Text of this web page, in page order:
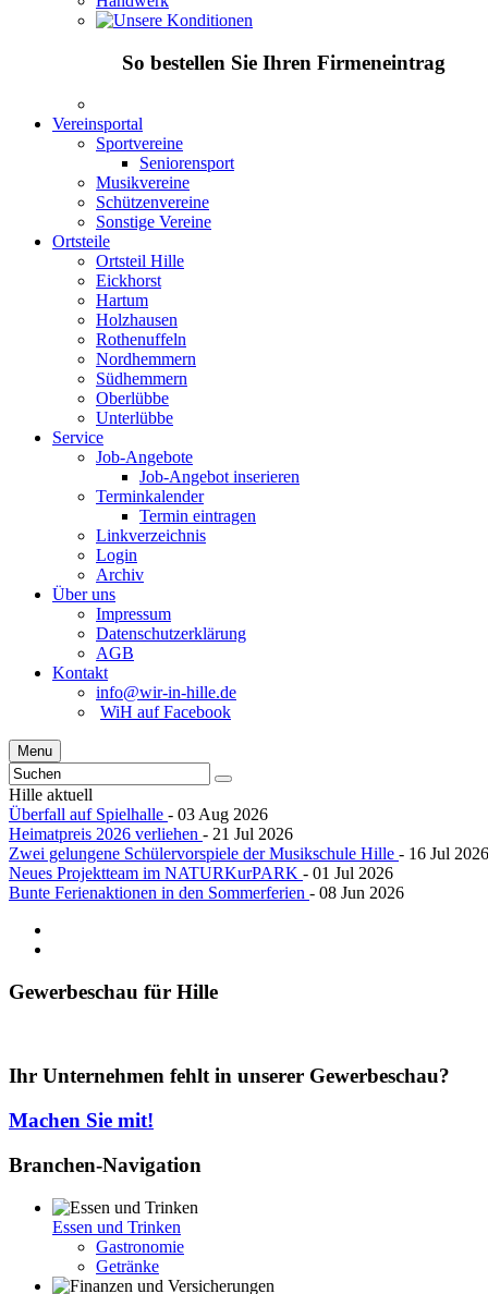
So bestellen Sie Ihren Firmeneintrag
Vereinsportal
Sportvereine
Seniorensport
Musikvereine
Schützenvereine
Sonstige Vereine
Ortsteile
Ortsteil Hille
Eickhorst
Hartum
Holzhausen
Rothenuffeln
Nordhemmern
Südhemmern
Oberlübbe
Unterlübbe
Service
Job-Angebote
Job-Angebot inserieren
Terminkalender
Termin eintragen
Linkverzeichnis
Login
Archiv
Über uns
Impressum
Datenschutzerklärung
AGB
Kontakt
info@wir-in-hille.de
WiH auf Facebook
Menu
Hille aktuell
Überfall auf Spielhalle - 03 Aug 2026
Heimatpreis 2026 verliehen - 21 Jul 2026
Zwei gelungene Schülervorspiele der Musikschule Hille - 16 Jul 2026
Neues Projektteam im NATURKurPARK - 01 Jul 2026
Bunte Ferienaktionen in den Sommerferien - 08 Jun 2026
Gewerbeschau für Hille
Ihr Unternehmen fehlt in unserer Gewerbeschau?
Machen Sie mit!
Branchen-Navigation
Essen und Trinken
Gastronomie
Getränke